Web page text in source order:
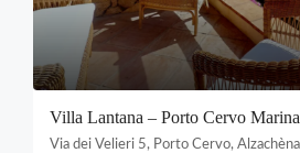
Villa Lantana – Porto Cervo Marina